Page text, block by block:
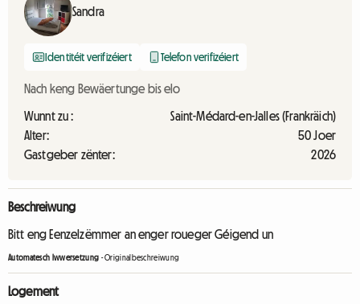
Sandra
Identitéit verifizéiert Telefon verifizéiert
Nach keng Bewäertunge bis elo
Wunnt zu :
Saint-Médard-en-Jalles (Frankräich)
Alter:
50 Joer
Gastgeber zënter:
2026
Beschreiwung
Bitt eng Eenzelzëmmer an enger roueger Géigend un
Automatesch Iwwersetzung -Originalbeschreiwung
Logement